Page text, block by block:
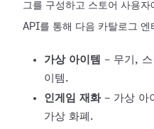
그를 구성하고 스토어 사용
API를 통해 다음 카탈로그 엔
가상 아이템 - 무기, 스
이템.
인게임 재화- 가상 아
가상 화폐.